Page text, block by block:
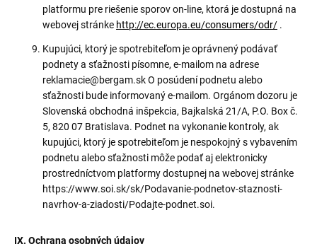
platformu pre riešenie sporov on-line, ktorá je dostupná na
webovej stránke http://ec.europa.eu/consumers/odr/ .
Kupujúci, ktorý je spotrebiteľom je oprávnený podávať
podnety a sťažnosti písomne, e-mailom na adrese
reklamacie@bergam.sk O posúdení podnetu alebo
sťažnosti bude informovaný e-mailom. Orgánom dozoru je
Slovenská obchodná inšpekcia, Bajkalská 21/A, P.O. Box č.
5, 820 07 Bratislava. Podnet na vykonanie kontroly, ak
kupujúci, ktorý je spotrebiteľom je nespokojný s vybavením
podnetu alebo sťažnosti môže podať aj elektronicky
prostredníctvom platformy dostupnej na webovej stránke
https://www.soi.sk/sk/Podavanie-podnetov-staznosti-
navrhov-a-ziadosti/Podajte-podnet.soi.
IX. Ochrana osobných údajov